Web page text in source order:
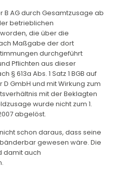
B AG durch Gesamtzusage ab
betrieblichen
die über die
Maßgabe der dort
durchgeführt
Pflichten aus dieser
§ 613a Abs. 1 Satz 1 BGB auf
GmbH und mit Wirkung zum
mit der Beklagten
wurde nicht zum 1.
abgelöst.
schon daraus, dass seine
gewesen wäre. Die
damit auch